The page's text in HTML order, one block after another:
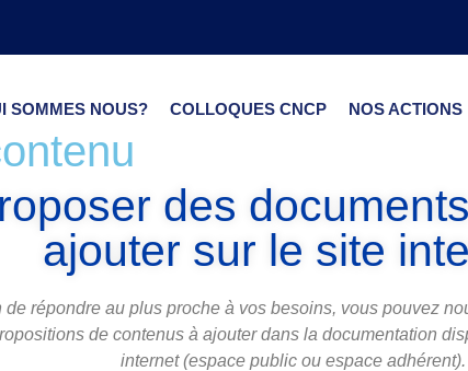
SOMMES NOUS? COLLOQUES CNCP NOS ACTIONS
des
ajouter sur le site
de répondre au plus proche à vos besoins, vous pouvez
de contenus à ajouter dans la documentation
internet (espace public ou espace adhérent).